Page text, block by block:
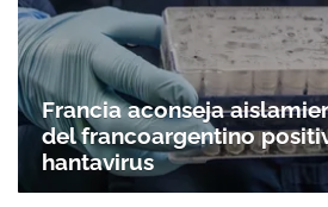
Francia aconseja
del francoargentino
hantavirus